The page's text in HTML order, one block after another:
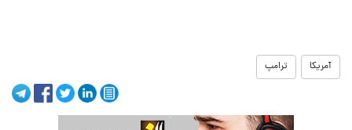
آمریکا ترامپ